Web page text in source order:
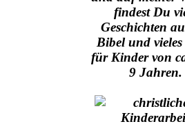
findest Du
Geschichten
Bibel und
für Kinder von
9 Jahren.